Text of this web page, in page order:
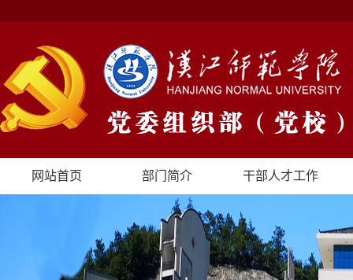
网站首页 部门简介 干部人才工作